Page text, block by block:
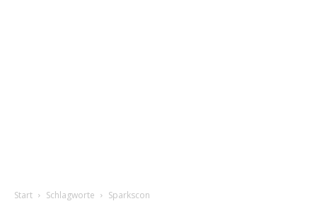
Start Schlagworte Sparkscon